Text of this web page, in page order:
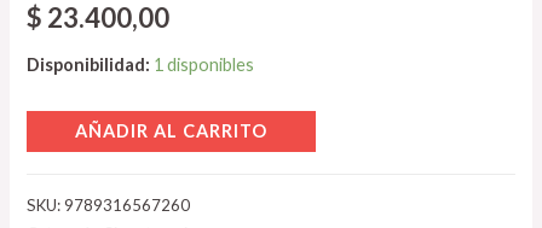
$ 23.400,00
Disponibilidad: 1 disponibles
AÑADIR AL CARRITO
SKU:9789316567260